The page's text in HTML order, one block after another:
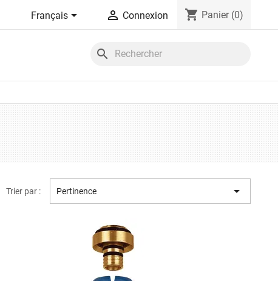
Français  Connexion shopping_cart Panier (0)
search
Trier par : Pertinence 